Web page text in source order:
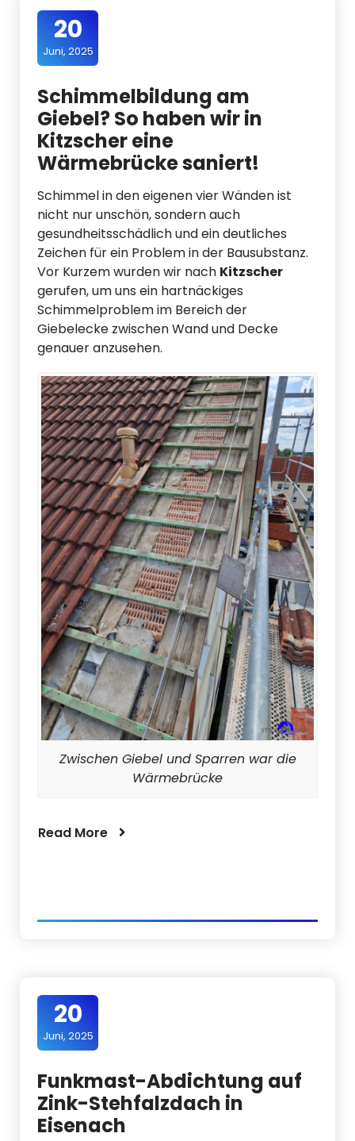
20
Juni, 2025
Schimmelbildung am
Giebel? So haben wir in
Kitzscher eine
Wärmebrücke saniert!
Schimmel in den eigenen vier Wänden ist
nicht nur unschön, sondern auch
gesundheitsschädlich und ein deutliches
Zeichen für ein Problem in der Bausubstanz.
Vor Kurzem wurden wir nach Kitzscher
gerufen, um uns ein hartnäckiges
Schimmelproblem im Bereich der
Giebelecke zwischen Wand und Decke
genauer anzusehen.
Zwischen Giebel und Sparren war die
Wärmebrücke
Read More
20
Juni, 2025
Funkmast-Abdichtung auf
Zink-Stehfalzdach in
Eisenach